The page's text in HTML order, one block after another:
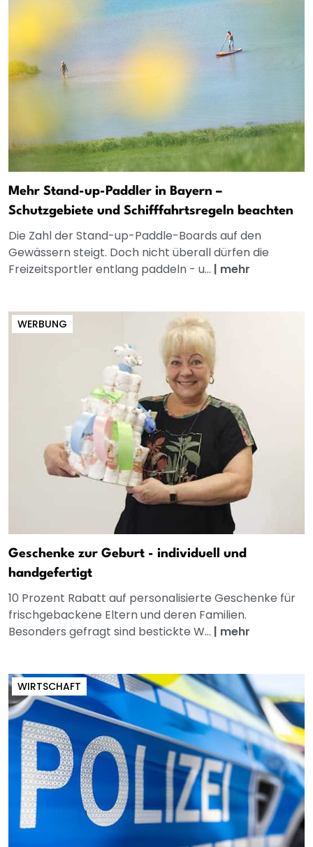
Mehr Stand-up-Paddler in Bayern –
Schutzgebiete und Schifffahrtsregeln beachten
Die Zahl der Stand-up-Paddle-Boards auf den
Gewässern steigt. Doch nicht überall dürfen die
Freizeitsportler entlang paddeln - u... | mehr
WERBUNG
Geschenke zur Geburt - individuell und
handgefertigt
10 Prozent Rabatt auf personalisierte Geschenke für
frischgebackene Eltern und deren Familien.
Besonders gefragt sind bestickte W... | mehr
WIRTSCHAFT